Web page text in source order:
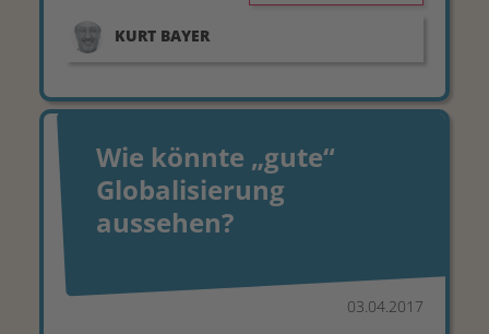
KURT BAYER
Wie könnte „gute“
Globalisierung
aussehen?
03.04.2017